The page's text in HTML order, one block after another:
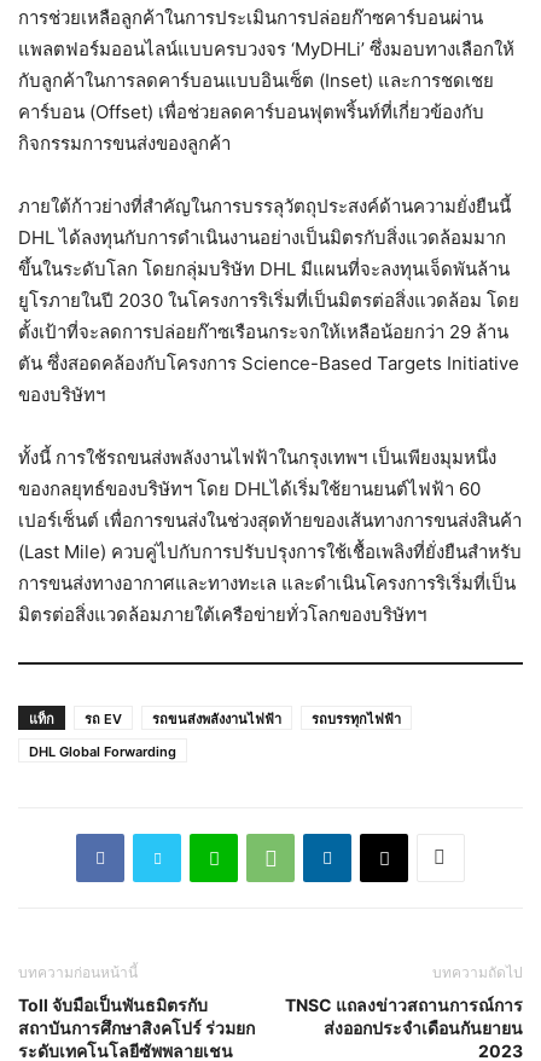
การช่วยเหลือลูกค้าในการประเมินการปล่อยก๊าซคาร์บอนผ่าน
แพลตฟอร์มออนไลน์แบบครบวงจร ‘MyDHLi’ ซึ่งมอบทางเลือกให้
กับลูกค้าในการลดคาร์บอนแบบอินเซ็ต (Inset) และการชดเชย
คาร์บอน (Offset) เพื่อช่วยลดคาร์บอนฟุตพริ้นท์ที่เกี่ยวข้องกับ
กิจกรรมการขนส่งของลูกค้า
ภายใต้ก้าวย่างที่สำคัญในการบรรลุวัตถุประสงค์ด้านความยั่งยืนนี้
DHL ได้ลงทุนกับการดำเนินงานอย่างเป็นมิตรกับสิ่งแวดล้อมมาก
ขึ้นในระดับโลก โดยกลุ่มบริษัท DHL มีแผนที่จะลงทุนเจ็ดพันล้าน
ยูโรภายในปี 2030 ในโครงการริเริ่มที่เป็นมิตรต่อสิ่งแวดล้อม โดย
ตั้งเป้าที่จะลดการปล่อยก๊าซเรือนกระจกให้เหลือน้อยกว่า 29 ล้าน
ตัน ซึ่งสอดคล้องกับโครงการ Science-Based Targets Initiative
ของบริษัทฯ
ทั้งนี้ การใช้รถขนส่งพลังงานไฟฟ้าในกรุงเทพฯ เป็นเพียงมุมหนึ่ง
ของกลยุทธ์ของบริษัทฯ โดย DHLได้เริ่มใช้ยานยนต์ไฟฟ้า 60
เปอร์เซ็นต์ เพื่อการขนส่งในช่วงสุดท้ายของเส้นทางการขนส่งสินค้า
(Last Mile) ควบคู่ไปกับการปรับปรุงการใช้เชื้อเพลิงที่ยั่งยืนสำหรับ
การขนส่งทางอากาศและทางทะเล และดำเนินโครงการริเริ่มที่เป็น
มิตรต่อสิ่งแวดล้อมภายใต้เครือข่ายทั่วโลกของบริษัทฯ
แท็ก รถ EV รถขนส่งพลังงานไฟฟ้า
รถบรรทุกไฟฟ้า
DHL Global Forwarding
บทความก่อนหน้านี้
Toll จับมือเป็นพันธมิตรกับ
สถาบันการศึกษาสิงคโปร์ ร่วมยก
ระดับเทคโนโลยีซัพพลายเชน
บทความถัดไป
TNSC แถลงข่าวสถานการณ์การ
ส่งออกประจำเดือนกันยายน
2023